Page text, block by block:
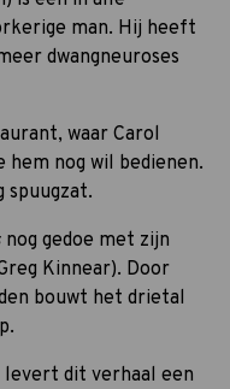
man. Hij heeft
dwangneuroses
waar Carol
nog wil bedienen.
spuugzat.
nog gedoe met zijn
Kinnear). Door
bouwt het drietal
levert dit verhaal een